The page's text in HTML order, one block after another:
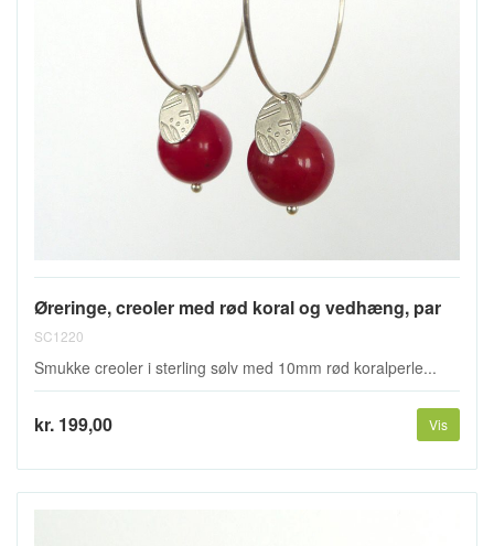
Øreringe, creoler med rød koral og vedhæng, par
SC1220
Smukke creoler i sterling sølv med 10mm rød koralperle...
kr. 199,00 Vis